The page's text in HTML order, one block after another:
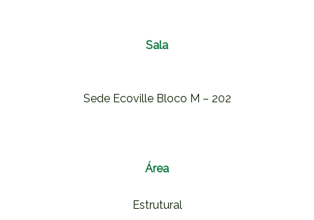
Sala
Sede Ecoville Bloco M – 202
Área
Estrutural